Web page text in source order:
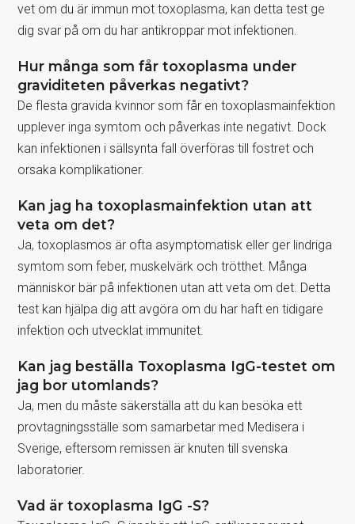
vet om du är immun mot toxoplasma, kan detta test ge
dig svar på om du har antikroppar mot infektionen.
Hur många som får toxoplasma under
graviditeten påverkas negativt?
De flesta gravida kvinnor som får en toxoplasmainfektion
upplever inga symtom och påverkas inte negativt. Dock
kan infektionen i sällsynta fall överföras till fostret och
orsaka komplikationer.
Kan jag ha toxoplasmainfektion utan att
veta om det?
Ja, toxoplasmos är ofta asymptomatisk eller ger lindriga
symtom som feber, muskelvärk och trötthet. Många
människor bär på infektionen utan att veta om det. Detta
test kan hjälpa dig att avgöra om du har haft en tidigare
infektion och utvecklat immunitet.
Kan jag beställa Toxoplasma IgG-testet om
jag bor utomlands?
Ja, men du måste säkerställa att du kan besöka ett
provtagningsställe som samarbetar med Medisera i
Sverige, eftersom remissen är knuten till svenska
laboratorier.
Vad är toxoplasma IgG -S?